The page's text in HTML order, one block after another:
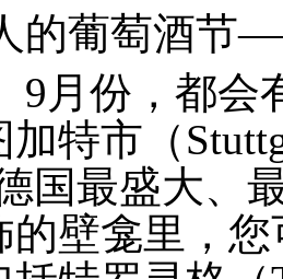
的葡萄酒节
9月份，都会
特市（
国最盛大、
的壁龛里，